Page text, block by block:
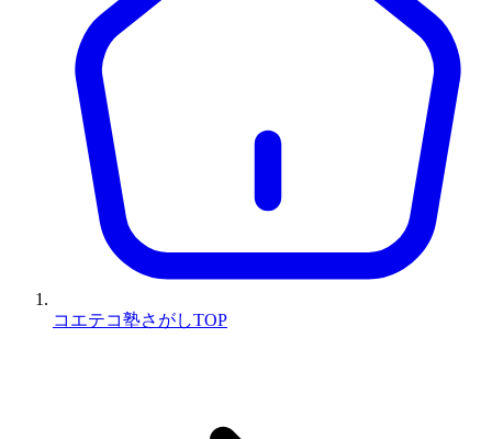
コエテコ塾さがしTOP